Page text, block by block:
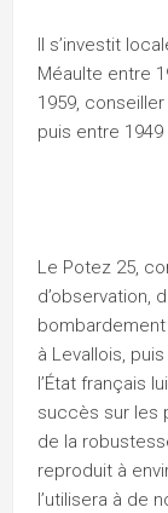
Il s’investit
Méaulte entre
1959,
puis entre 1949
Le Potez 25,
d’observation,
bombardement
à Levallois,
l’État français
succès sur les
de la
reproduit à
l’utilisera à de